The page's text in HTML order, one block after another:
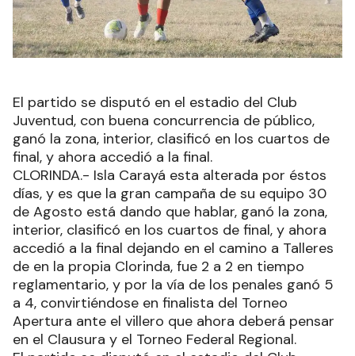
El partido se disputó en el estadio del Club
Juventud, con buena concurrencia de público,
ganó la zona, interior, clasificó en los cuartos de
final, y ahora accedió a la final.
CLORINDA.- Isla Carayá esta alterada por éstos
días, y es que la gran campaña de su equipo 30
de Agosto está dando que hablar, ganó la zona,
interior, clasificó en los cuartos de final, y ahora
accedió a la final dejando en el camino a Talleres
de en la propia Clorinda, fue 2 a 2 en tiempo
reglamentario, y por la vía de los penales ganó 5
a 4, convirtiéndose en finalista del Torneo
Apertura ante el villero que ahora deberá pensar
en el Clausura y el Torneo Federal Regional.